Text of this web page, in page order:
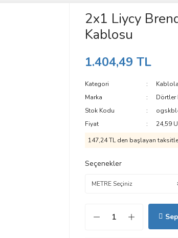
2x1 Liycy
Kablosu
1.404,49 TL
Kategori
Marka
Dörtler
Stok Kodu
Fiyat
24,59
147,24 TL den başlayan
Seçenekler